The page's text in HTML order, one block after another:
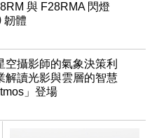
與 F28RMA 閃燈
韌體
空攝影師的氣象決策利
解讀光影與雲層的智慧
」登場